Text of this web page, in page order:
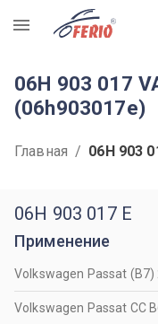
R
06H 903 017
(06h903017e)
Главная / 06H 903
06H 903 017 E
Применение
Volkswagen Passat
Volkswagen Passat CC